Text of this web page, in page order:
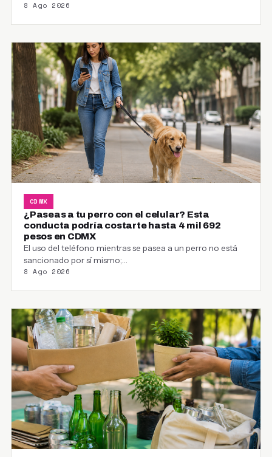
8 Ago 2026
CDMX
¿Paseas a tu perro con el celular? Esta
conducta podría costarte hasta 4 mil 692
pesos en CDMX
El uso del teléfono mientras se pasea a un perro no está
sancionado por sí mismo;…
8 Ago 2026